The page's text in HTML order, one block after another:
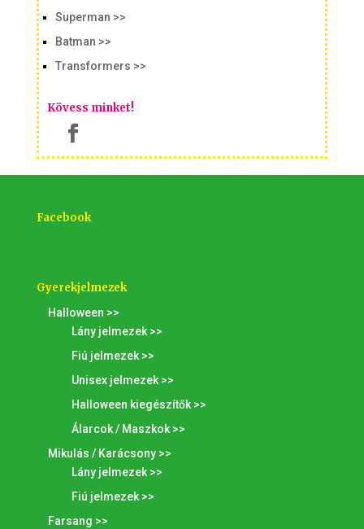
Superman >>
Batman >>
Transformers >>
Kövess minket!
Facebook
Gyerekjelmezek
Halloween >>
Lány jelmezek >>
Fiú jelmezek >>
Unisex jelmezek >>
Halloween kiegészítők >>
Álarcok / Maszkok >>
Mikulás / Karácsony >>
Lány jelmezek >>
Fiú jelmezek >>
Farsang >>